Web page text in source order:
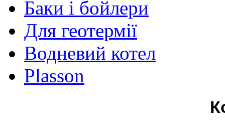
Баки і бойлери
Для геотермії
Водневий котел
Plasson